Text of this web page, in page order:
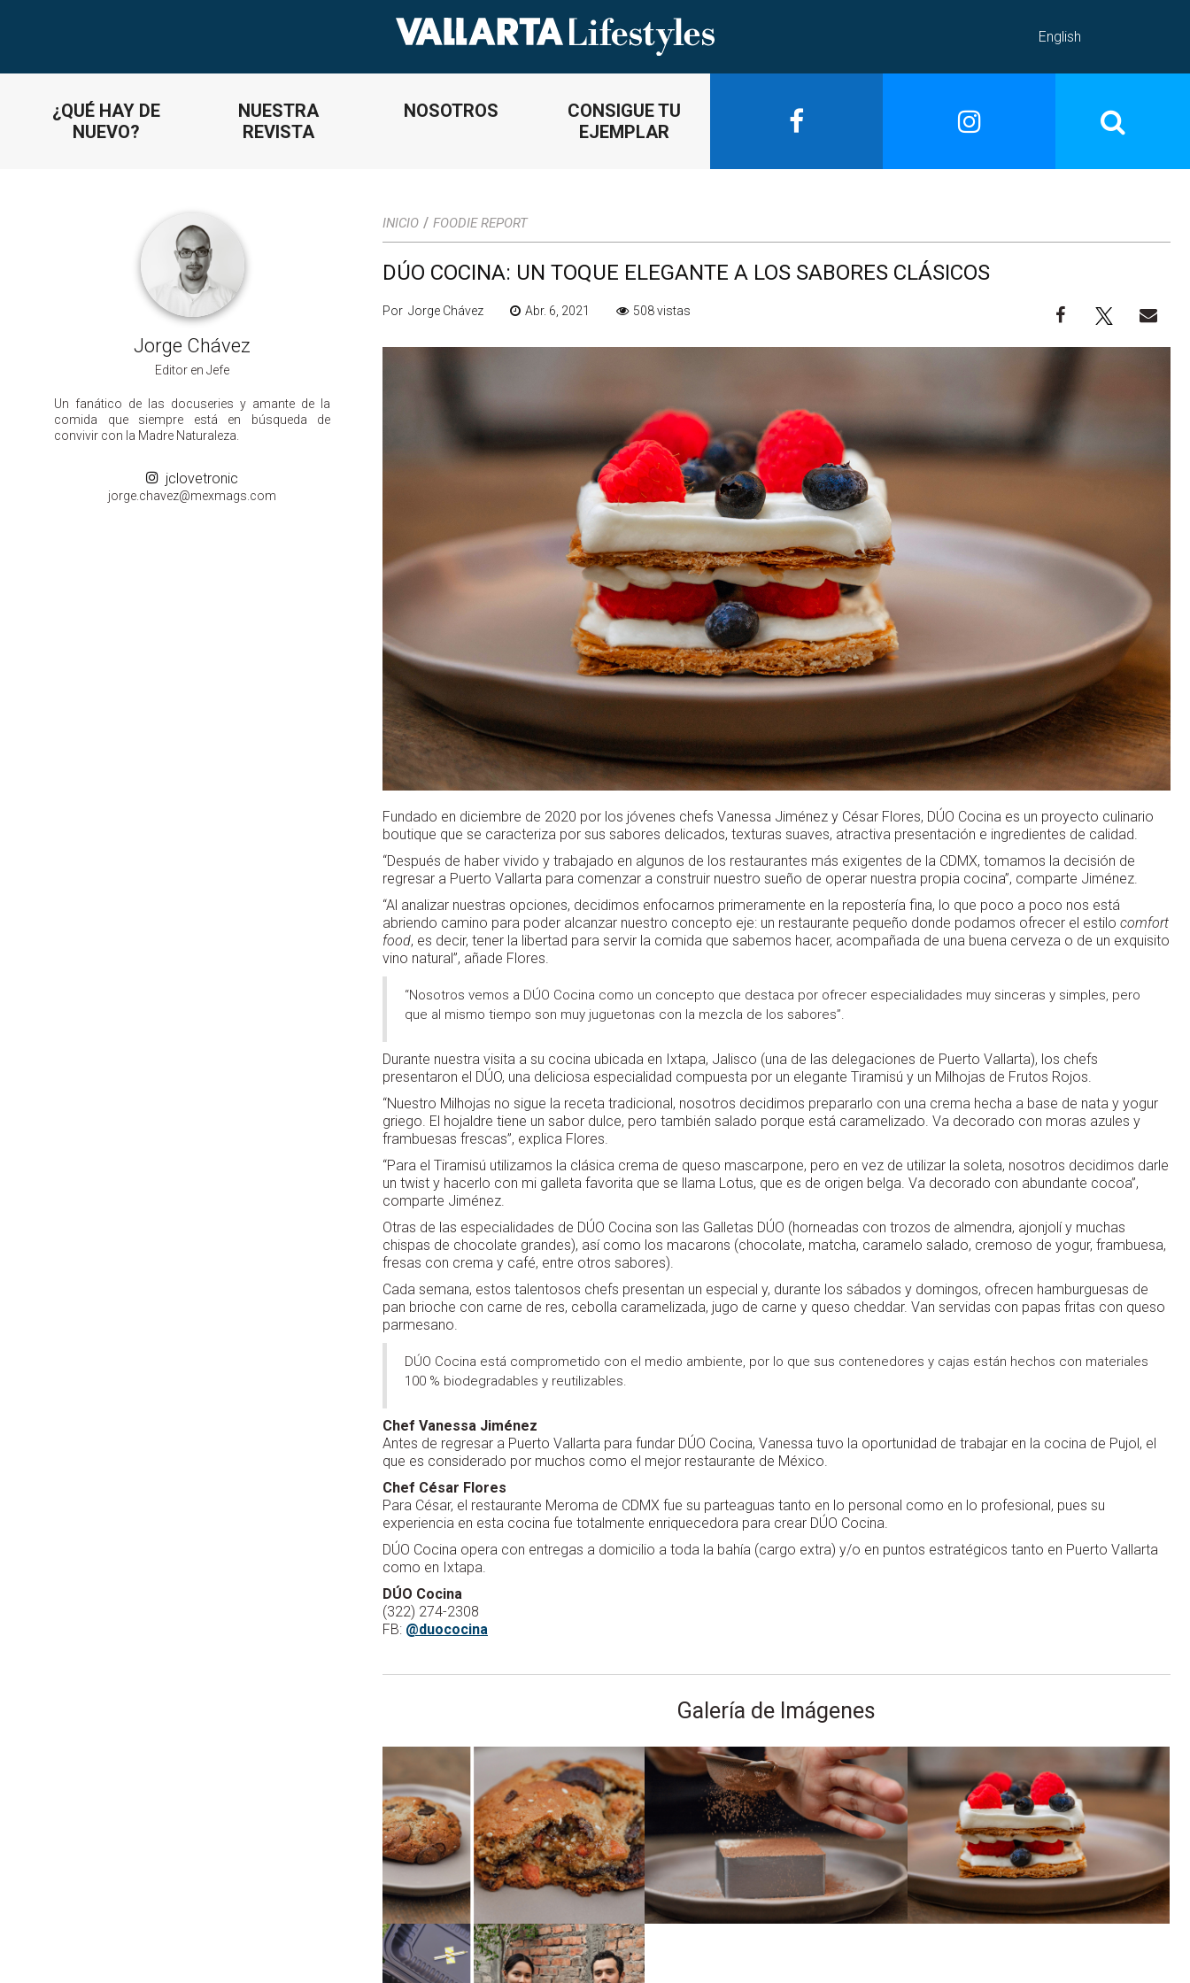
English
¿QUÉ HAY DE
NUEVO?
NUESTRA
REVISTA
NOSOTROS
CONSIGUE TU
EJEMPLAR
Jorge Chávez
Editor en Jefe
Un fanático de las docuseries y amante de la
comida que siempre está en búsqueda de
convivir con la Madre Naturaleza.
jclovetronic
moc.s
gamxe
m@zev
ahc.e
groj
INICIO / FOODIE REPORT
DÚO COCINA: UN TOQUE ELEGANTE A LOS SABORES CLÁSICOS
Por Jorge Chávez Abr. 6, 2021 508 vistas
Fundado en diciembre de 2020 por los jóvenes chefs Vanessa Jiménez y César Flores, DÚO Cocina es un proyecto culinario
boutique que se caracteriza por sus sabores delicados, texturas suaves, atractiva presentación e ingredientes de calidad.
“Después de haber vivido y trabajado en algunos de los restaurantes más exigentes de la CDMX, tomamos la decisión de
regresar a Puerto Vallarta para comenzar a construir nuestro sueño de operar nuestra propia cocina”, comparte Jiménez.
“Al analizar nuestras opciones, decidimos enfocarnos primeramente en la repostería fina, lo que poco a poco nos está
abriendo camino para poder alcanzar nuestro concepto eje: un restaurante pequeño donde podamos ofrecer el estilo comfort
food, es decir, tener la libertad para servir la comida que sabemos hacer, acompañada de una buena cerveza o de un exquisito
vino natural”, añade Flores.
“Nosotros vemos a DÚO Cocina como un concepto que destaca por ofrecer especialidades muy sinceras y simples, pero
que al mismo tiempo son muy juguetonas con la mezcla de los sabores”.
Durante nuestra visita a su cocina ubicada en Ixtapa, Jalisco (una de las delegaciones de Puerto Vallarta), los chefs
presentaron el DÚO, una deliciosa especialidad compuesta por un elegante Tiramisú y un Milhojas de Frutos Rojos.
“Nuestro Milhojas no sigue la receta tradicional, nosotros decidimos prepararlo con una crema hecha a base de nata y yogur
griego. El hojaldre tiene un sabor dulce, pero también salado porque está caramelizado. Va decorado con moras azules y
frambuesas frescas”, explica Flores.
“Para el Tiramisú utilizamos la clásica crema de queso mascarpone, pero en vez de utilizar la soleta, nosotros decidimos darle
un twist y hacerlo con mi galleta favorita que se llama Lotus, que es de origen belga. Va decorado con abundante cocoa”,
comparte Jiménez.
Otras de las especialidades de DÚO Cocina son las Galletas DÚO (horneadas con trozos de almendra, ajonjolí y muchas
chispas de chocolate grandes), así como los macarons (chocolate, matcha, caramelo salado, cremoso de yogur, frambuesa,
fresas con crema y café, entre otros sabores).
Cada semana, estos talentosos chefs presentan un especial y, durante los sábados y domingos, ofrecen hamburguesas de
pan brioche con carne de res, cebolla caramelizada, jugo de carne y queso cheddar. Van servidas con papas fritas con queso
parmesano.
DÚO Cocina está comprometido con el medio ambiente, por lo que sus contenedores y cajas están hechos con materiales
100 % biodegradables y reutilizables.
Chef Vanessa Jiménez
Antes de regresar a Puerto Vallarta para fundar DÚO Cocina, Vanessa tuvo la oportunidad de trabajar en la cocina de Pujol, el
que es considerado por muchos como el mejor restaurante de México.
Chef César Flores
Para César, el restaurante Meroma de CDMX fue su parteaguas tanto en lo personal como en lo profesional, pues su
experiencia en esta cocina fue totalmente enriquecedora para crear DÚO Cocina.
DÚO Cocina opera con entregas a domicilio a toda la bahía (cargo extra) y/o en puntos estratégicos tanto en Puerto Vallarta
como en Ixtapa.
DÚO Cocina
(322) 274-2308
FB: @duococina
Galería de Imágenes